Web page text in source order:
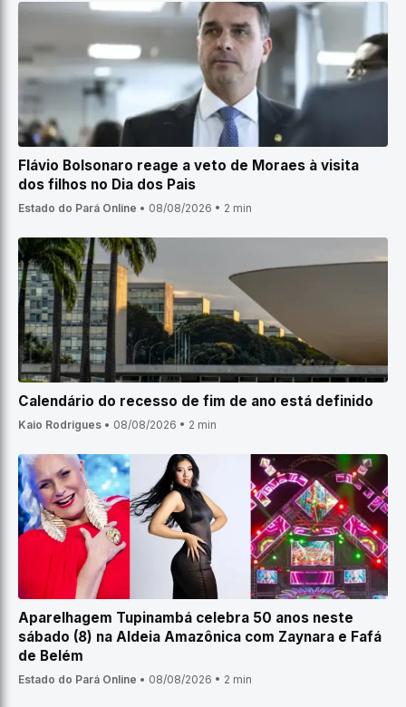
Flávio Bolsonaro reage a veto de Moraes à visita
dos filhos no Dia dos Pais
Estado do Pará Online • 08/08/2026 • 2 min
Calendário do recesso de fim de ano está definido
Kaio Rodrigues • 08/08/2026 • 2 min
Aparelhagem Tupinambá celebra 50 anos neste
sábado (8) na Aldeia Amazônica com Zaynara e Fafá
de Belém
Estado do Pará Online • 08/08/2026 • 2 min